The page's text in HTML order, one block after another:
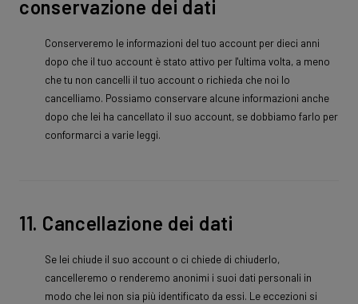
conservazione dei dati
Conserveremo le informazioni del tuo account per dieci anni
dopo che il tuo account è stato attivo per l'ultima volta, a meno
che tu non cancelli il tuo account o richieda che noi lo
cancelliamo. Possiamo conservare alcune informazioni anche
dopo che lei ha cancellato il suo account, se dobbiamo farlo per
conformarci a varie leggi.
11. Cancellazione dei dati
Se lei chiude il suo account o ci chiede di chiuderlo,
cancelleremo o renderemo anonimi i suoi dati personali in
modo che lei non sia più identificato da essi. Le eccezioni si